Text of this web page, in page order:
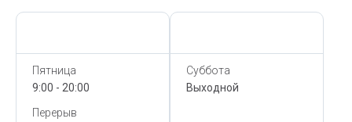
Пятница
9:00 - 20:00
Перерыв
Суббота
Выходной